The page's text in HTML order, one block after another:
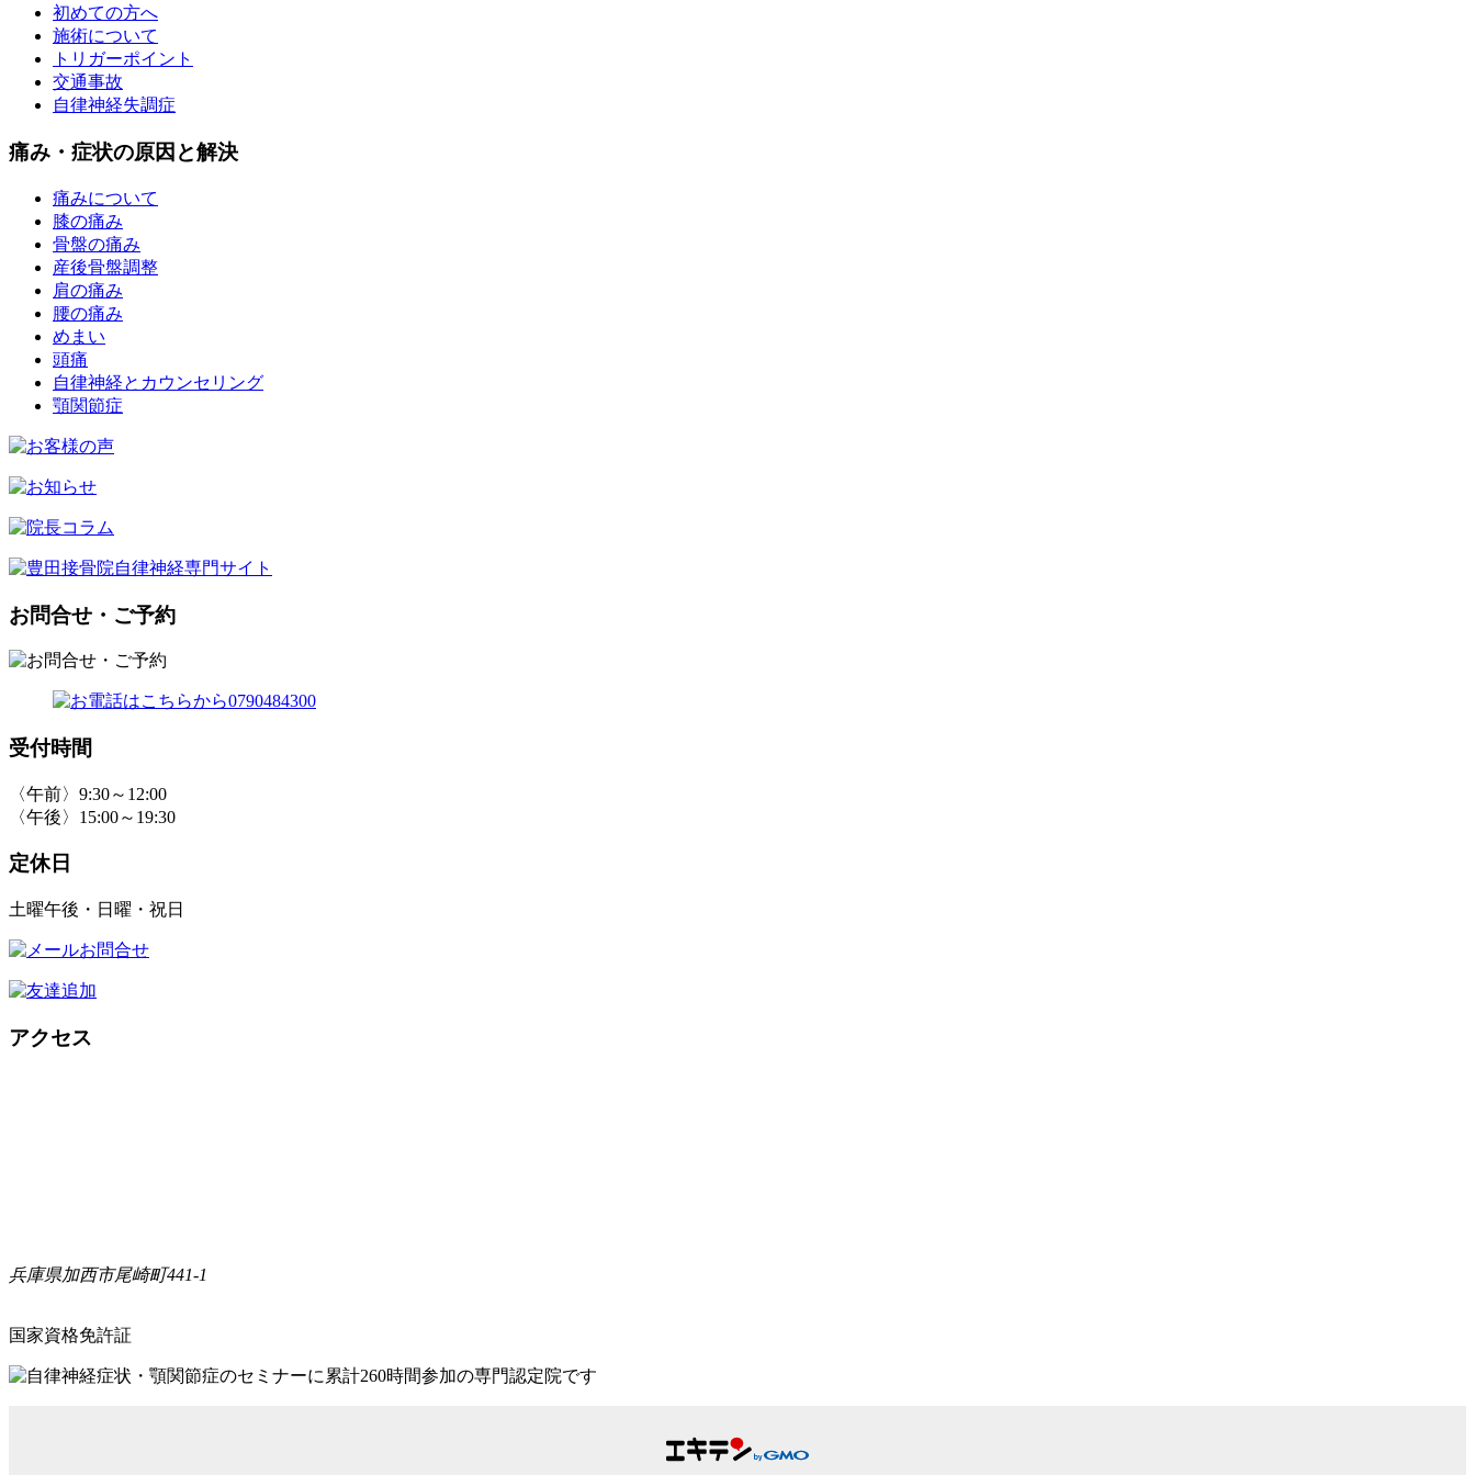
初めての方へ
施術について
トリガーポイント
交通事故
自律神経失調症
痛み・症状の原因と解決
痛みについて
膝の痛み
骨盤の痛み
産後骨盤調整
肩の痛み
腰の痛み
めまい
頭痛
自律神経とカウンセリング
顎関節症
お問合せ・ご予約
受付時間
〈午前〉9:30～12:00
〈午後〉15:00～19:30
定休日
土曜午後・日曜・祝日
アクセス
兵庫県加西市尾崎町441-1
国家資格免許証